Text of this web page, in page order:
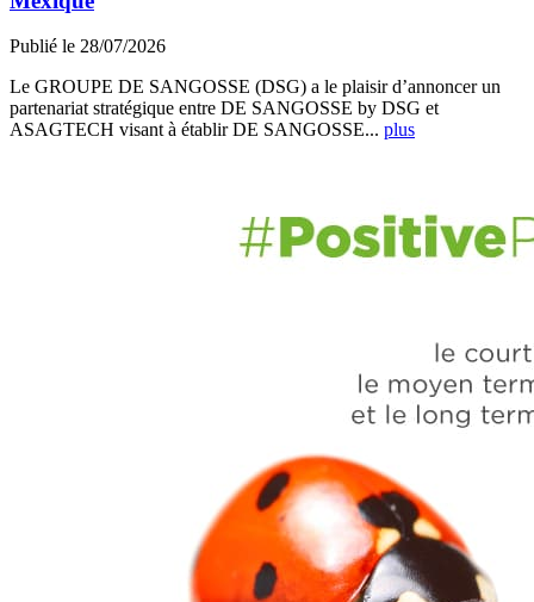
Publié le 28/07/2026
Le GROUPE DE SANGOSSE (DSG) a le plaisir d’annoncer un
partenariat stratégique entre DE SANGOSSE by DSG et
ASAGTECH visant à établir DE SANGOSSE... plus